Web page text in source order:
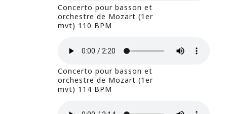
Concerto pour basson et
orchestre de Mozart (1er
mvt) 110 BPM
Concerto pour basson et
orchestre de Mozart (1er
mvt) 114 BPM